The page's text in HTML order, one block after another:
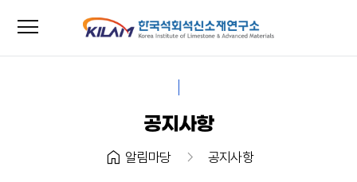
menu
공지사항
home 알림마당 chevron_right 공지사항